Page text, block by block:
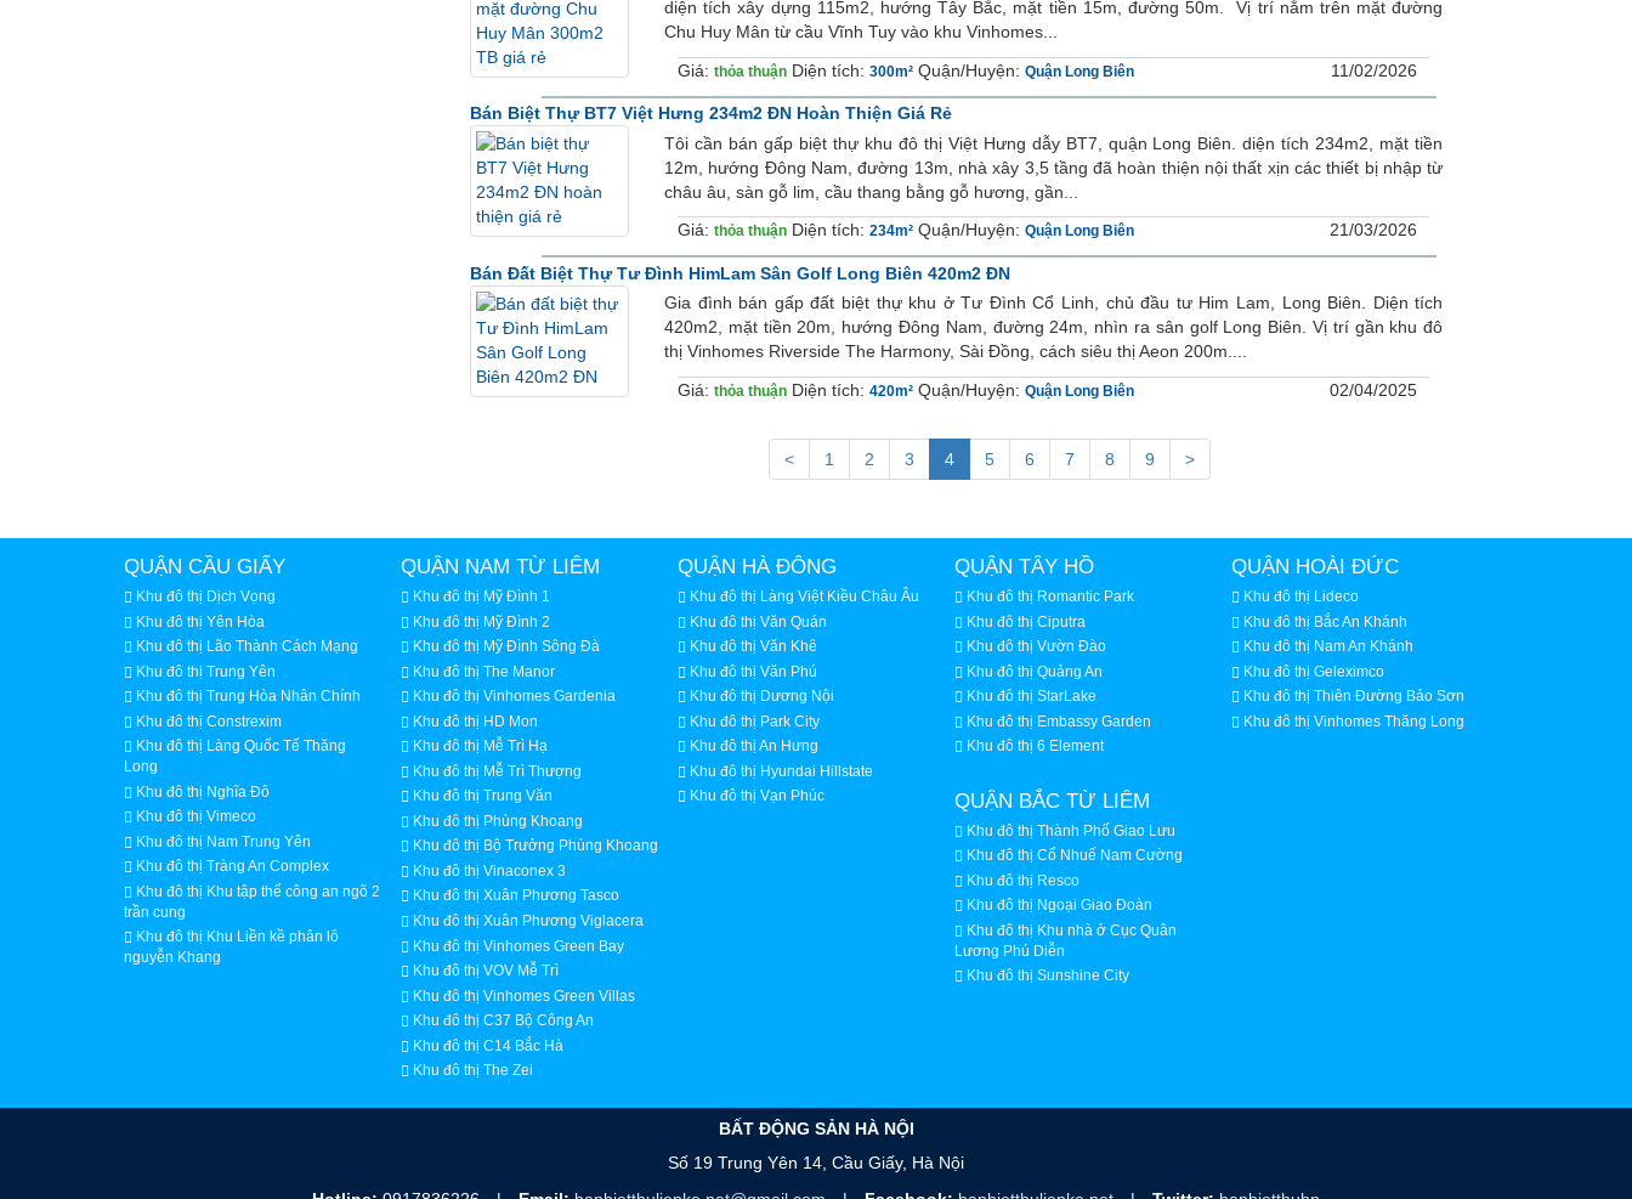
diện tích xây dựng 115m2, hướng Tây Bắc, mặt tiền 15m, đường 50m. Vị trí nằm trên mặt đường
Chu Huy Mân từ cầu Vĩnh Tuy vào khu Vinhomes...
Giá: thỏa thuận Diện tích: 300m² Quận/Huyện: Quận Long Biên 11/02/2026
Bán Biệt Thự BT7 Việt Hưng 234m2 ĐN Hoàn Thiện Giá Rẻ
Tôi cần bán gấp biệt thự khu đô thị Việt Hưng dẫy BT7, quận Long Biên. diện tích 234m2, mặt tiền
12m, hướng Đông Nam, đường 13m, nhà xây 3,5 tầng đã hoàn thiện nội thất xịn các thiết bị nhập từ
châu âu, sàn gỗ lim, cầu thang bằng gỗ hương, gần...
Giá: thỏa thuận Diện tích: 234m² Quận/Huyện: Quận Long Biên 21/03/2026
Bán Đất Biệt Thự Tư Đình HimLam Sân Golf Long Biên 420m2 ĐN
Gia đình bán gấp đất biệt thự khu ở Tư Đình Cổ Linh, chủ đầu tư Him Lam, Long Biên. Diện tích
420m2, mặt tiền 20m, hướng Đông Nam, đường 24m, nhìn ra sân golf Long Biên. Vị trí gần khu đô
thị Vinhomes Riverside The Harmony, Sài Đồng, cách siêu thị Aeon 200m....
Giá: thỏa thuận Diện tích: 420m² Quận/Huyện: Quận Long Biên 02/04/2025
< 1 2 3 4 5 6 7 8 9 >
QUẬN CẦU GIẤY
Khu đô thị Dịch Vọng
Khu đô thị Yên Hòa
Khu đô thị Lão Thành Cách Mạng
Khu đô thị Trung Yên
Khu đô thị Trung Hòa Nhân Chính
Khu đô thị Constrexim
Khu đô thị Làng Quốc Tế Thăng
Long
Khu đô thị Nghĩa Đô
Khu đô thị Vimeco
Khu đô thị Nam Trung Yên
Khu đô thị Tràng An Complex
Khu đô thị Khu tập thể công an ngõ 2
trần cung
Khu đô thị Khu Liền kề phân lô
nguyễn Khang
QUẬN NAM TỪ LIÊM
Khu đô thị Mỹ Đình 1
Khu đô thị Mỹ Đình 2
Khu đô thị Mỹ Đình Sông Đà
Khu đô thị The Manor
Khu đô thị Vinhomes Gardenia
Khu đô thị HD Mon
Khu đô thị Mễ Trì Hạ
Khu đô thị Mễ Trì Thượng
Khu đô thị Trung Văn
Khu đô thị Phùng Khoang
Khu đô thị Bộ Trưởng Phùng Khoang
Khu đô thị Vinaconex 3
Khu đô thị Xuân Phương Tasco
Khu đô thị Xuân Phương Viglacera
Khu đô thị Vinhomes Green Bay
Khu đô thị VOV Mễ Trì
Khu đô thị Vinhomes Green Villas
Khu đô thị C37 Bộ Công An
Khu đô thị C14 Bắc Hà
Khu đô thị The Zei
QUẬN HÀ ĐÔNG
Khu đô thị Làng Việt Kiều Châu Âu
Khu đô thị Văn Quán
Khu đô thị Văn Khê
Khu đô thị Văn Phú
Khu đô thị Dương Nội
Khu đô thị Park City
Khu đô thị An Hưng
Khu đô thị Hyundai Hillstate
Khu đô thị Vạn Phúc
QUẬN TÂY HỒ
Khu đô thị Romantic Park
Khu đô thị Ciputra
Khu đô thị Vườn Đào
Khu đô thị Quảng An
Khu đô thị StarLake
Khu đô thị Embassy Garden
Khu đô thị 6 Element
QUẬN BẮC TỪ LIÊM
Khu đô thị Thành Phố Giao Lưu
Khu đô thị Cổ Nhuế Nam Cường
Khu đô thị Resco
Khu đô thị Ngoại Giao Đoàn
Khu đô thị Khu nhà ở Cục Quân
Lương Phú Diễn
Khu đô thị Sunshine City
QUẬN HOÀI ĐỨC
Khu đô thị Lideco
Khu đô thị Bắc An Khánh
Khu đô thị Nam An Khánh
Khu đô thị Geleximco
Khu đô thị Thiên Đường Bảo Sơn
Khu đô thị Vinhomes Thăng Long
BẤT ĐỘNG SẢN HÀ NỘI
Số 19 Trung Yên 14, Cầu Giấy, Hà Nội